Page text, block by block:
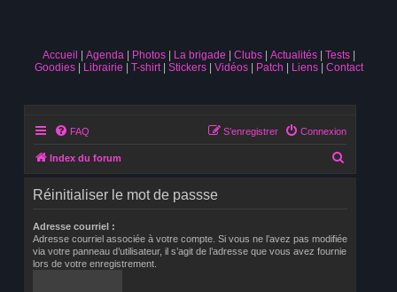
Accueil Agenda Photos La brigade Clubs Actualités
Tests
Goodies
Librairie T-shirt Stickers Vidéos Patch Liens Contact
FAQ Connexion
S’enregistrer
Index du forum
e
Réinitialiser le mot de passse
Adresse courriel :
Adresse courriel associée à votre compte. Si vous ne l’avez pas modifiée
via votre panneau d’utilisateur, il s’agit de l’adresse que vous avez fournie
lors de votre enregistrement.